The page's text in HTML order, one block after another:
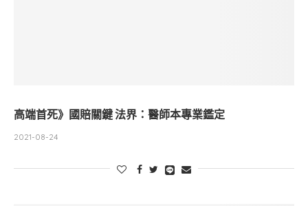
高端首死》國賠關鍵 法界：醫師本專業鑑定
2021-08-24